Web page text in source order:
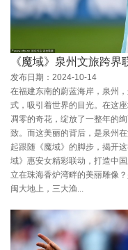
《魔域》泉州文旅跨界
发布日期：2024-10-14
在福建东南的蔚蓝海岸，泉州
式，吸引着世界的目光。在这
凋零的奇花，绽放了一整年的
致。而这美丽的背后，是泉州
起跟随《魔域》的脚步，揭开
域》惠安女精彩联动，打造中
立在珠海香炉湾畔的美丽雕像
闽大地上，三大渔...